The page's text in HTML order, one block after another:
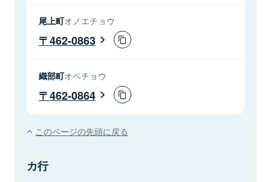
尾上町オノエチョウ
462-0863
織部町オベチョウ
462-0864
このページの先頭に戻る
カ行